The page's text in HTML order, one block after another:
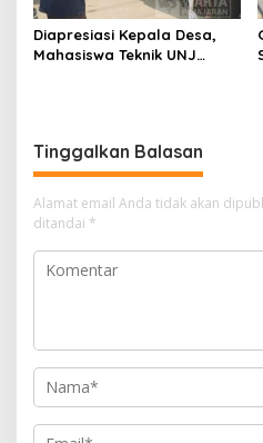
Diapresiasi Kepala Desa,
Mahasiswa Teknik UNJ
Tinggalkan Balasan
Alamat email Anda tidak akan
ditandai *